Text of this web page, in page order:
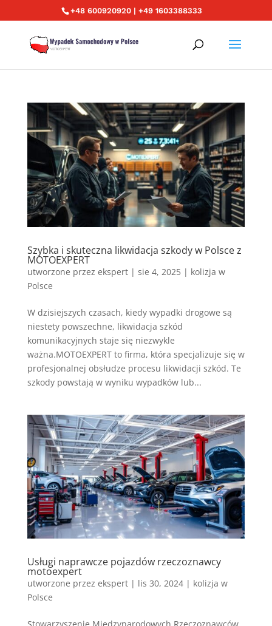
+48 600920920 | +49 1603388333
Szybka i skuteczna likwidacja szkody w Polsce z
MOTOEXPERT
utworzone przez ekspert| sie 4, 2025| kolizja w
Polsce
W dzisiejszych czasach, kiedy wypadki drogowe są
niestety powszechne, likwidacja szkód
komunikacyjnych staje się niezwykle
ważna.MOTOEXPERT to firma, która specjalizuje się w
profesjonalnej obsłudze procesu likwidacji szkód. Te
szkody powstają w wyniku wypadków lub...
Usługi naprawcze pojazdów rzeczoznawcy
motoexpert
utworzone przez ekspert| lis 30, 2024| kolizja w
Polsce